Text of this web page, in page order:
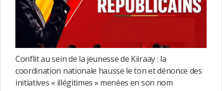
Conflit au sein de la jeunesse de Kiiraay : la
coordination nationale hausse le ton et dénonce des
initiatives « illégitimes » menées en son nom